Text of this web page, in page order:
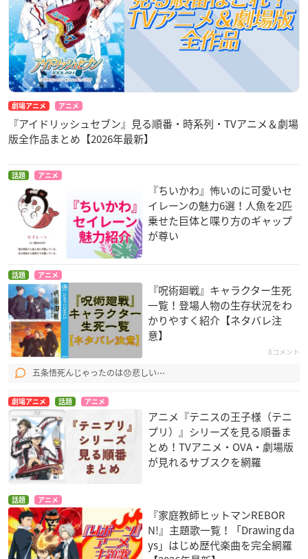
劇場アニメ アニメ
『アイドリッシュセブン』見る順番・時系列・TVアニメ＆劇場
版全作品まとめ【2026年最新】
話題 アニメ
『ちいかわ』怖いのに可愛いセ
イレーンの魅力6選！人魚を2匹
乗せた巨体と喋り方のギャップ
が尊い
話題 アニメ
『呪術廻戦』キャラクター生死
一覧！登場人物の生存状況をわ
かりやすく紹介【ネタバレ注
意】
8コメント
五条悟死んじゃったのは😞悲しい⋯
劇場アニメ 話題 アニメ
アニメ『テニスの王子様（テニ
プリ）』シリーズを見る順番ま
とめ！TVアニメ・OVA・劇場版
が見れるサブスクを網羅
話題 アニメ
『家庭教師ヒットマンREBOR
N!』主題歌一覧！「Drawing da
ys」はじめ歴代楽曲を完全網羅